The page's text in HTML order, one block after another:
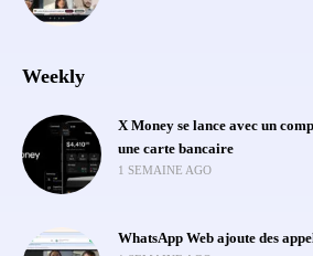
Weekly
X Money se lance avec un
une carte bancaire
1 SEMAINE AGO
WhatsApp Web ajoute des